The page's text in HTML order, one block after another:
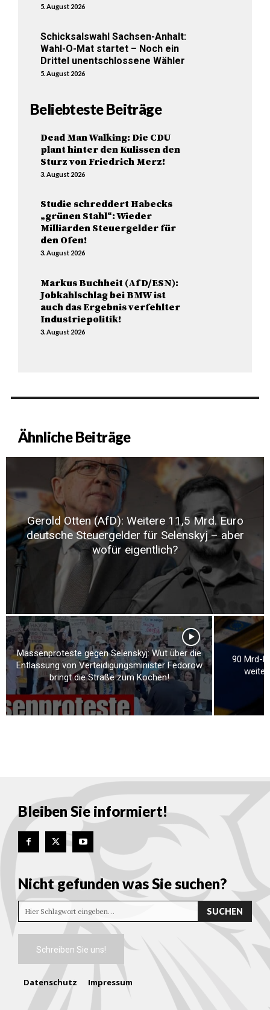
5. August 2026
Schicksalswahl Sachsen-Anhalt:
Wahl-O-Mat startet – Noch ein
Drittel unentschlossene Wähler
5. August 2026
Beliebteste Beiträge
Dead Man Walking: Die CDU
plant hinter den Kulissen den
Sturz von Friedrich Merz!
3. August 2026
Studie schreddert Habecks
„grünen Stahl“: Wieder
Milliarden Steuergelder für
den Ofen!
3. August 2026
Markus Buchheit (AfD/ESN):
Jobkahlschlag bei BMW ist
auch das Ergebnis verfehlter
Industriepolitik!
3. August 2026
Ähnliche Beiträge
Gerold Otten (AfD): Weitere 11,5 Mrd. Euro
deutsche Steuergelder für Selenskyj – aber
wofür eigentlich?
Massenproteste gegen Selenskyj: Wut über die
Entlassung von Verteidigungsminister Fedorow
bringt die Straße zum Kochen!
90 Mrd-
Bleiben Sie informiert!
Nicht gefunden was Sie suchen?
Hier Schlagwort eingeben… SUCHEN
Schreiben Sie uns!
Datenschutz Impressum